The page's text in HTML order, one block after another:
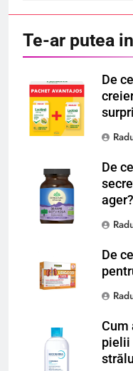
Te-ar putea
De
De
ager?
De
Cum
pielii